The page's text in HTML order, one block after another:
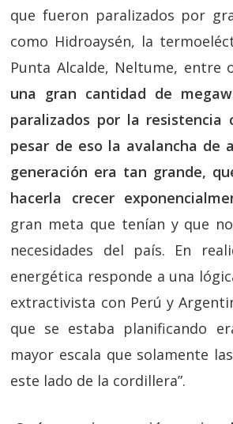
que fueron paralizados por
como Hidroaysén, la
Punta Alcalde, Neltume, entre
una gran cantidad de
paralizados por la resistencia
pesar de eso la avalancha de
generación era tan grande,
hacerla crecer
gran meta que tenían y que
necesidades del país. En
energética responde a una
extractivista con Perú y
que se estaba planificando
mayor escala que solamente
este lado de la cordillera”.